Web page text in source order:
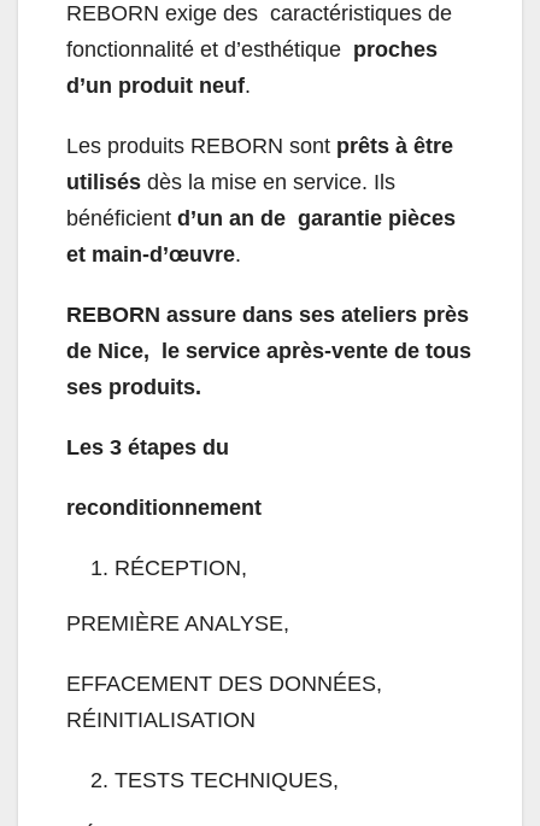
REBORN exige des caractéristiques de
fonctionnalité et d’esthétique proches
d’un produit neuf.
Les produits REBORN sont prêts à être
utilisés dès la mise en service. Ils
bénéficient d’un an de garantie pièces
et main-d’œuvre.
REBORN assure dans ses ateliers près
de Nice, le service après-vente de tous
ses produits.
Les 3 étapes du
reconditionnement
RÉCEPTION,
PREMIÈRE ANALYSE,
EFFACEMENT DES DONNÉES,
RÉINITIALISATION
TESTS TECHNIQUES,